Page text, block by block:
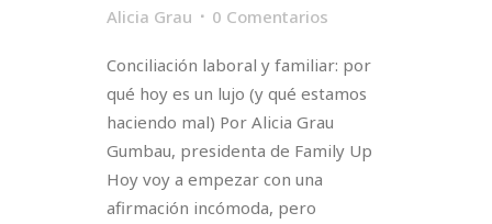
Alicia Grau
0 Comentarios
Conciliación laboral y familiar: por
qué hoy es un lujo (y qué estamos
haciendo mal) Por Alicia Grau
Gumbau, presidenta de Family Up
Hoy voy a empezar con una
afirmación incómoda, pero